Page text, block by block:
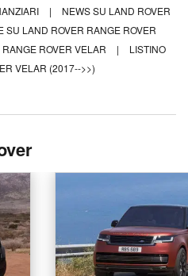
|
NEWS SU LAND ROVER
SU LAND ROVER RANGE ROVER
ROVER VELAR |
LISTINO
VELAR (2017-->>)